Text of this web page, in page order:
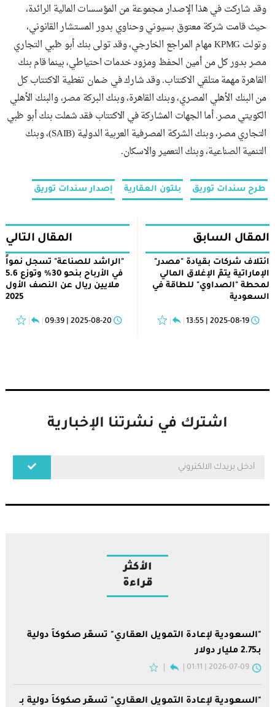
وقد شاركت في هذا الإصدار مجموعة من المؤسسات المالية الرائدة،
حيث قامت شركة معتوق بسيوني وحناوي بدور المستشار القانوني،
وتولت KPMG مهام المراجع الخارجي، وقد تولى بنك أبو ظبي التجاري
مصر بدور كل من أمين الحفظ ومزود خدمات احتياطي، بينما قام بنك
القاهرة مهمة متلقي الاكتتاب. وقد شارك في ضمان تغطية الاكتتاب كل
من البنك الأهلي المصري، وبنك القاهرة، وبنك البركة مصر، والبنك الأهلي
الكويتي مصر. أما الجهات المشاركة في الاكتتاب فقد شملت بنك أبو ظبي
التجاري مصر، وبنك الشركة المصرفية العربية الدولية (SAIB)، وبنك
التنمية الصناعية، وبنك التعمير والاسكان.
طرح سندات توريق بلتون العقارية إصدار سندات توريق
المقال السابق
ائتلاف شركات بقيادة "مصدر"
الإماراتية يتمّ الإغلاق المالي
لمحطة "الصداوي" للطاقة في
السعودية
2025-08-19 | 13:55
المقال التالي
"الراشد للصناعة" تسجل نمواً
في الأرباح بنحو 30% وتوزع 5.6
ملايين ريال عن النصف الأول
2025
2025-08-20 | 09:39
اشترك في نشرتنا الإخبارية
الأكثر
قراءة
"السعودية لإعادة التمويل العقاري" تسعّر صكوكاً دولية
بـ2.75 مليار دولار
2026-07-09 | 01:11
"السعودية لإعادة التمويل العقاري" تسعّر صكوكاً دولية بـ